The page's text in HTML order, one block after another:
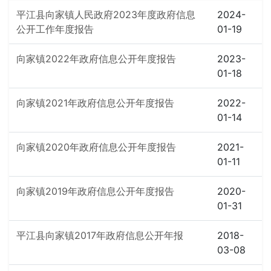
平江县向家镇人民政府2023年度政府信息
公开工作年度报告
2024-
01-19
向家镇2022年政府信息公开年度报告
2023-
01-18
向家镇2021年政府信息公开年度报告
2022-
01-14
向家镇2020年政府信息公开年度报告
2021-
01-11
向家镇2019年政府信息公开年度报告
2020-
01-31
平江县向家镇2017年政府信息公开年报
2018-
03-08